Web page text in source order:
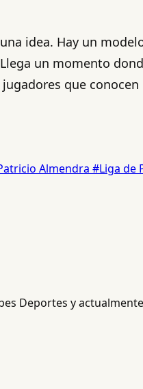
idea. Hay un
un momento
jugadores que
Almendra #Liga de
Deportes y